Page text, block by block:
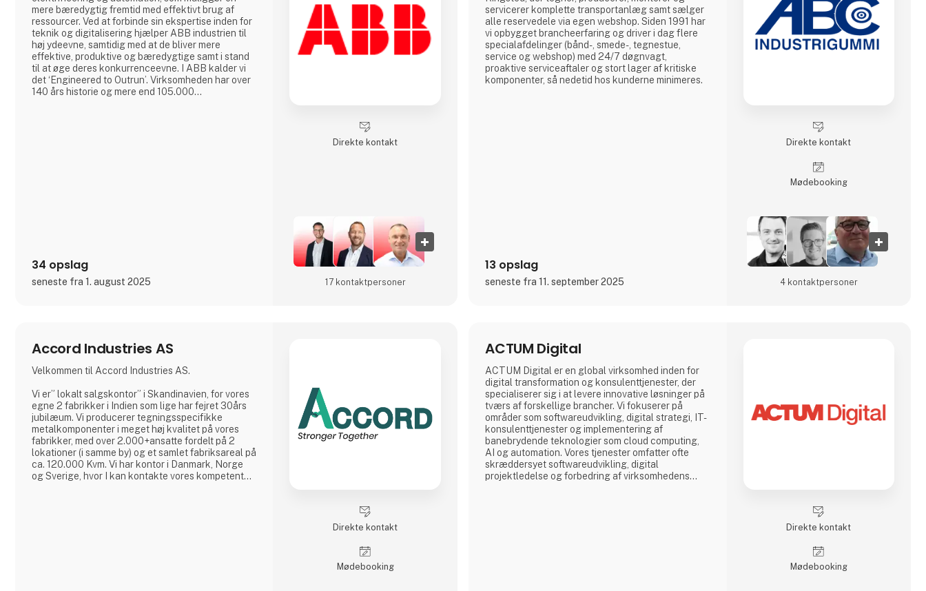
mere bæredygtig fremtid med effektivt brug af
ressourcer. Ved at forbinde sin ekspertise inden for
teknik og digitalisering hjælper ABB industrien til
høj ydeevne, samtidig med at de bliver mere
effektive, produktive og bæredygtige samt i stand
til at øge deres konkurrenceevne. I ABB kalder vi
det ‘Engineered to Outrun’. Virksomheden har over
140 års historie og mere end 105.000
34 opslag
seneste fra 1. august 2025
Direkte kontakt
17 kontakt­personer
servicerer komplette transportanlæg samt sælger
alle reservedele via egen webshop. Siden 1991 har
vi opbygget brancheerfaring og driver i dag flere
specialafdelinger (bånd-, smede-, tegnestue,
service og webshop) med 24/7 døgnvagt,
proaktive serviceaftaler og stort lager af kritiske
komponenter, så nedetid hos kunderne minimeres.
13 opslag
seneste fra 11. september 2025
Direkte kontakt
Møde­booking
4 kontakt­personer
Accord Industries AS
Velkommen til Accord Industries AS.
Vi er” lokalt salgskontor” i Skandinavien, for vores
egne 2 fabrikker i Indien som lige har fejret 30års
jubilæum. Vi producerer tegningsspecifikke
metalkomponenter i meget høj kvalitet på vores
fabrikker, med over 2.000+ansatte fordelt på 2
lokationer (i samme by) og et samlet fabriksareal på
ca. 120.000 Kvm. Vi har kontor i Danmark, Norge
og Sverige, hvor I kan kontakte vores kompetente
Direkte kontakt
Møde­booking
ACTUM Digital
ACTUM Digital er en global virksomhed inden for
digital transformation og konsulenttjenester, der
specialiserer sig i at levere innovative løsninger på
tværs af forskellige brancher. Vi fokuserer på
områder som softwareudvikling, digital strategi, IT-
konsulenttjenester og implementering af
banebrydende teknologier som cloud computing,
AI og automation. Vores tjenester omfatter ofte
skræddersyet softwareudvikling, digital
projektledelse og forbedring af virksomhedens
Direkte kontakt
Møde­booking